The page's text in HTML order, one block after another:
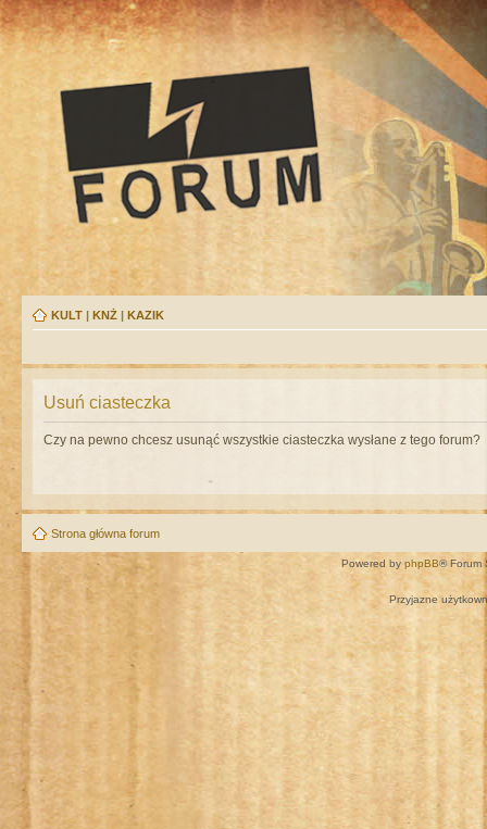
KULT | KNŻ | KAZIK
Usuń ciasteczka
Czy na pewno chcesz usunąć wszystkie ciasteczka wysłane z tego forum?
Strona główna forum
Powered by phpBB® Forum
Przyjazne